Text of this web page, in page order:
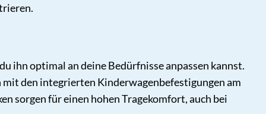
ihn optimal an deine Bedürfnisse anpassen kannst.
mit den integrierten Kinderwagenbefestigungen am
sorgen für einen hohen Tragekomfort, auch bei